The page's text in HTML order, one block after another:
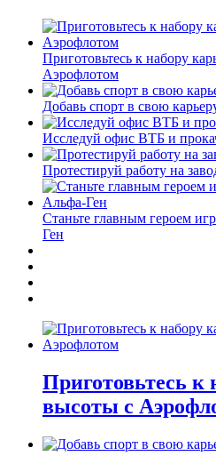
Приготовьтесь к набору
Аэрофлотом
Добавь спорт в свою
Исследуй офис ВТБ и
Протестируй работу на
Станьте главным героем
Ген
Приготовьтесь к
высоты с